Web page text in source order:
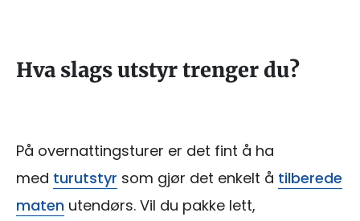
Hva slags utstyr trenger du?
På overnattingsturer er det fint å ha
med turutstyr som gjør det enkelt å tilberede
maten utendørs. Vil du pakke lett,